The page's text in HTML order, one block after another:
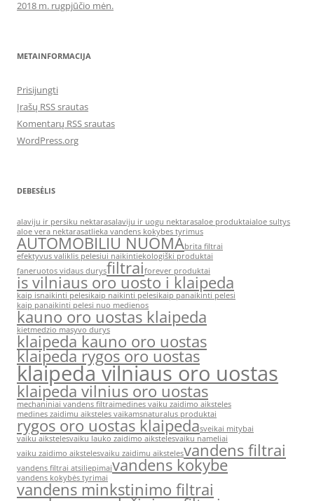
2018 m. rugpjūčio mėn.
METAINFORMACIJA
Prisijungti
Įrašų RSS srautas
Komentarų RSS srautas
WordPress.org
DEBESĖLIS
alaviju ir persiku nektarasalaviju ir uogu nektarasaloe produktaialoe sultys
aloe vera nektarasatlieka vandens kokybes tyrimus
AUTOMOBILIU NUOMAbrita filtrai
efektyvus valiklis pelesiui naikintiekologiški produktai
faneruotos vidaus durysfiltraiforever produktai
is vilniaus oro uosto i klaipeda
kaip isnaikinti pelesikaip naikinti pelesikaip panaikinti pelesi
kaip panaikinti pelesi nuo medienos
kauno oro uostas klaipeda
kietmedzio masyvo durys
klaipeda kauno oro uostas
klaipeda rygos oro uostas
klaipeda vilniaus oro uostas
klaipeda vilnius oro uostas
mechaniniai vandens filtraimedines vaiku zaidimo aiksteles
medines zaidimu aiksteles vaikamsnaturalus produktai
rygos oro uostas klaipedasveikai mitybai
vaiku aikstelesvaiku lauko zaidimo aikstelesvaiku nameliai
vaiku zaidimo aikstelesvaiku zaidimu aikstelesvandens filtrai
vandens filtrai atsiliepimaivandens kokybe
vandens kokybės tyrimai
vandens minkstinimo filtrai